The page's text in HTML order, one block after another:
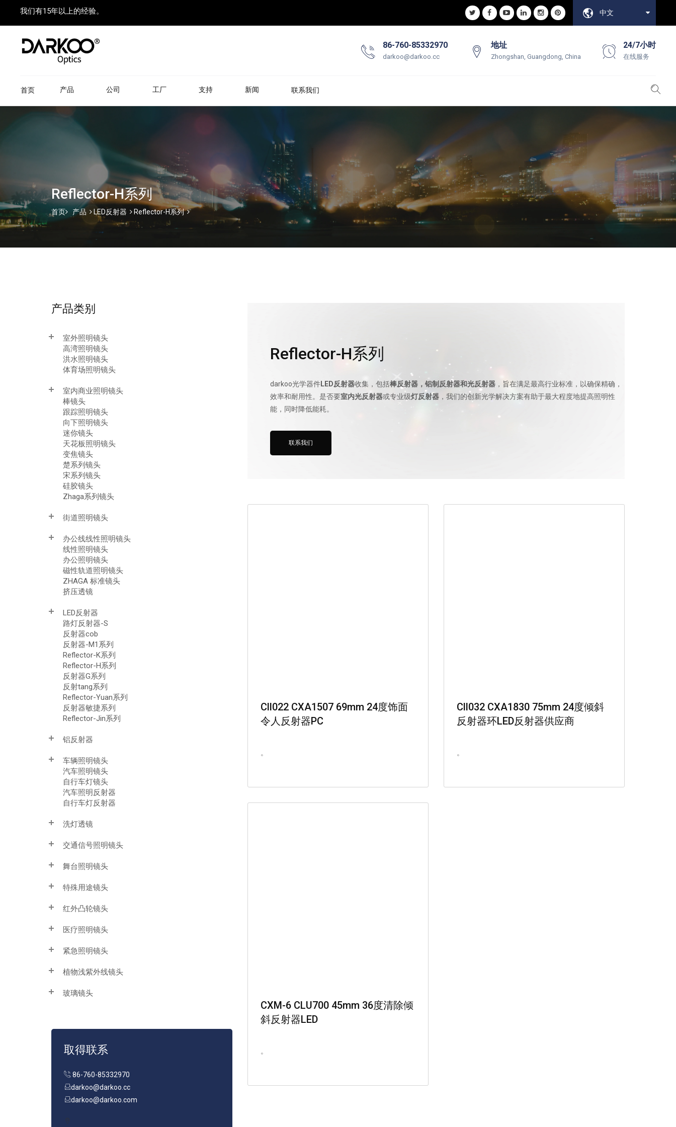
我们有15年以上的经验。 中文
86-760-85332970
darkoo@darkoo.cc
地址
Zhongshan, Guangdong, China
24/7小时
在线服务
首页 产品 公司 工厂 支持 新闻 联系我们
Reflector-H系列
首页 产品 LED反射器 Reflector-H系列
产品类别
室外照明镜头
高湾照明镜头
洪水照明镜头
体育场照明镜头
室内商业照明镜头
棒镜头
跟踪照明镜头
向下照明镜头
迷你镜头
天花板照明镜头
变焦镜头
楚系列镜头
宋系列镜头
硅胶镜头
Zhaga系列镜头
街道照明镜头
办公线线性照明镜头
线性照明镜头
办公照明镜头
磁性轨道照明镜头
ZHAGA 标准镜头
挤压透镜
LED反射器
路灯反射器-S
反射器cob
反射器-M1系列
Reflector-K系列
Reflector-H系列
反射器G系列
反射tang系列
Reflector-Yuan系列
反射器敏捷系列
Reflector-Jin系列
铝反射器
车辆照明镜头
汽车照明镜头
自行车灯镜头
汽车照明反射器
自行车灯反射器
洗灯透镜
交通信号照明镜头
舞台照明镜头
特殊用途镜头
红外凸轮镜头
医疗照明镜头
紧急照明镜头
植物浅紫外线镜头
玻璃镜头
取得联系
86-760-85332970
darkoo@darkoo.cc
darkoo@darkoo.com
Reflector-H系列
darkoo光学器件LED反射器收集，包括棒反射器，铝制反射器和光反射器 ，旨在满足最高行业标准，以确保精确，
效率和耐用性。是否要室内光反射器或专业级灯反射器 ，我们的创新光学解决方案有助于最大程度地提高照明性
能，同时降低能耗。
联系我们
Cll022 CXA1507 69mm 24度饰面
令人反射器PC
。
Cll032 CXA1830 75mm 24度倾斜
反射器环LED反射器供应商
。
CXM-6 CLU700 45mm 36度清除倾
斜反射器LED
。